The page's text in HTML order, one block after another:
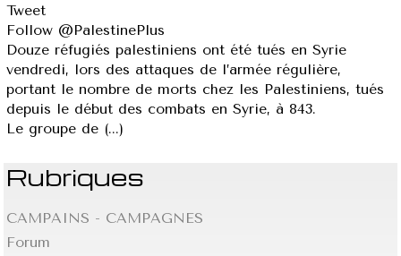
Tweet
Follow @PalestinePlus
Douze réfugiés palestiniens ont été tués en Syrie
vendredi, lors des attaques de l’armée régulière,
portant le nombre de morts chez les Palestiniens, tués
depuis le début des combats en Syrie, à 843.
Le groupe de (...)
Rubriques
CAMPAINS - CAMPAGNES
Forum